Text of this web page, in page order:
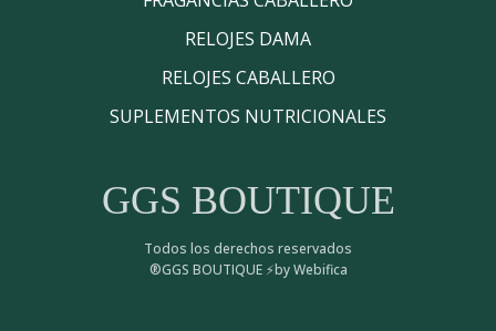
RELOJES DAMA
RELOJES CABALLERO
SUPLEMENTOS NUTRICIONALES
GGS BOUTIQUE
Todos los derechos reservados
®GGS BOUTIQUE ⚡by Webifica